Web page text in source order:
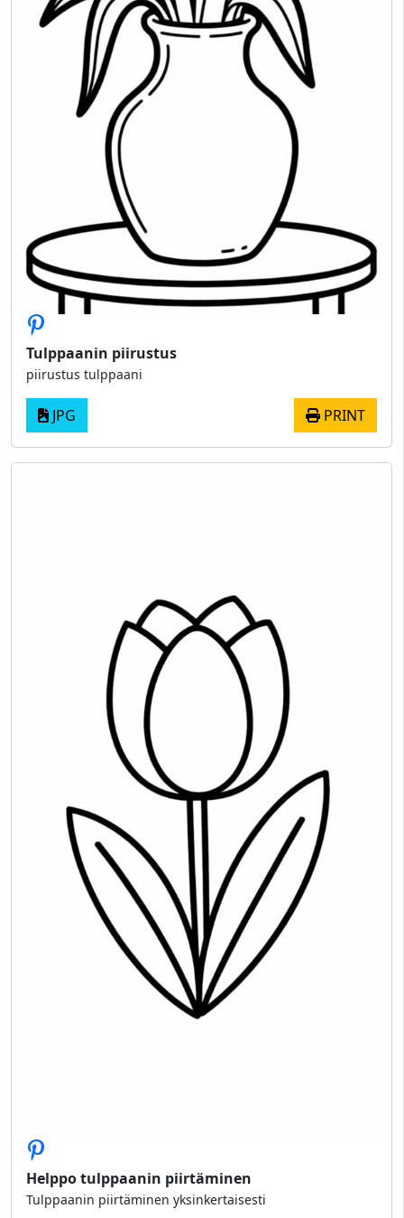
Tulppaanin piirustus
piirustus tulppaani
JPG PRINT
Helppo tulppaanin piirtäminen
Tulppaanin piirtäminen yksinkertaisesti